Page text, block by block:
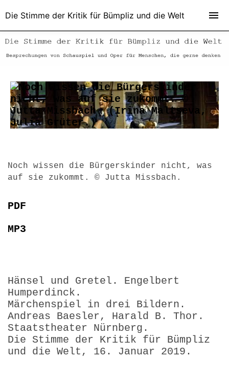
Noch wissen die Bürgerskinder nicht, was
auf sie zukommt. © Jutta Missbach.
PDF
MP3
Hänsel und Gretel. Engelbert
Humperdinck.
Märchenspiel in drei Bildern.
Andreas Baesler, Harald B. Thor.
Staatstheater Nürnberg.
Die Stimme der Kritik für Bümpliz
und die Welt, 16. Januar 2019.
Die Stimme der Kritik für Bümpliz und die Welt